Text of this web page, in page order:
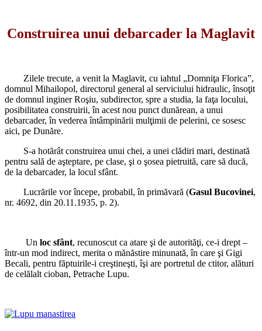
Construirea unui debarcader la Maglavit
Zilele trecute, a venit la Maglavit, cu iahtul „Domniţa Florica”,
domnul Mihailopol, directorul general al serviciului hidraulic, însoţit
de domnul inginer Roşiu, subdirector, spre a studia, la faţa locului,
posibilitatea construirii, în acest nou punct dunărean, a unui
debarcader, în vederea întâmpinării mulţimii de pelerini, ce sosesc
aici, pe Dunăre.
S-a hotărât construirea unui chei, a unei clădiri mari, destinată
pentru sală de aşteptare, pe clase, şi o şosea pietruită, care să ducă,
de la debarcader, la locul sfânt.
Lucrările vor începe, probabil, în primăvară (Gasul Bucovinei,
nr. 4692, din 20.11.1935, p. 2).
Un loc sfânt, recunoscut ca atare şi de autorităţi, ce-i drept –
într-un mod indirect, merita o mănăstire minunată, în care şi Gigi
Becali, pentru făptuirile-i creştineşti, îşi are portretul de ctitor, alături
de celălalt cioban, Petrache Lupu.